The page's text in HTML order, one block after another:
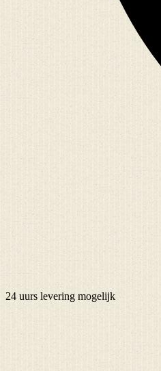
24 uurs levering mogelijk